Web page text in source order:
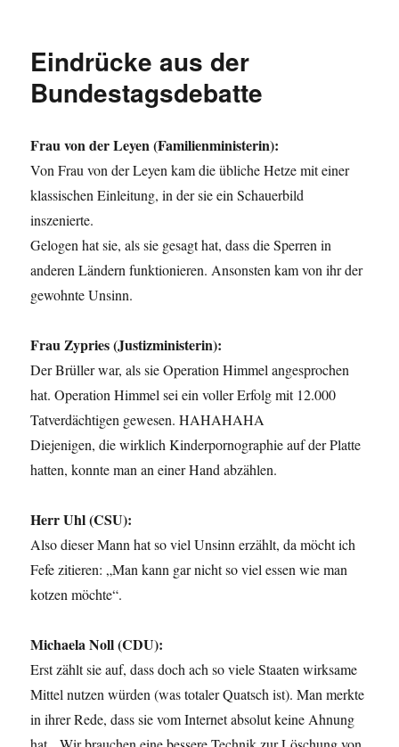
Internetzensur
Eindrücke aus der
Bundestagsdebatte
Frau von der Leyen (Familienministerin):
Von Frau von der Leyen kam die übliche Hetze mit einer
klassischen Einleitung, in der sie ein Schauerbild
inszenierte.
Gelogen hat sie, als sie gesagt hat, dass die Sperren in
anderen Ländern funktionieren. Ansonsten kam von ihr der
gewohnte Unsinn.
Frau Zypries (Justizministerin):
Der Brüller war, als sie Operation Himmel angesprochen
hat. Operation Himmel sei ein voller Erfolg mit 12.000
Tatverdächtigen gewesen. HAHAHAHA
Diejenigen, die wirklich Kinderpornographie auf der Platte
hatten, konnte man an einer Hand abzählen.
Herr Uhl (CSU):
Also dieser Mann hat so viel Unsinn erzählt, da möcht ich
Fefe zitieren: „Man kann gar nicht so viel essen wie man
kotzen möchte“.
Michaela Noll (CDU):
Erst zählt sie auf, dass doch ach so viele Staaten wirksame
Mittel nutzen würden (was totaler Quatsch ist). Man merkte
in ihrer Rede, dass sie vom Internet absolut keine Ahnung